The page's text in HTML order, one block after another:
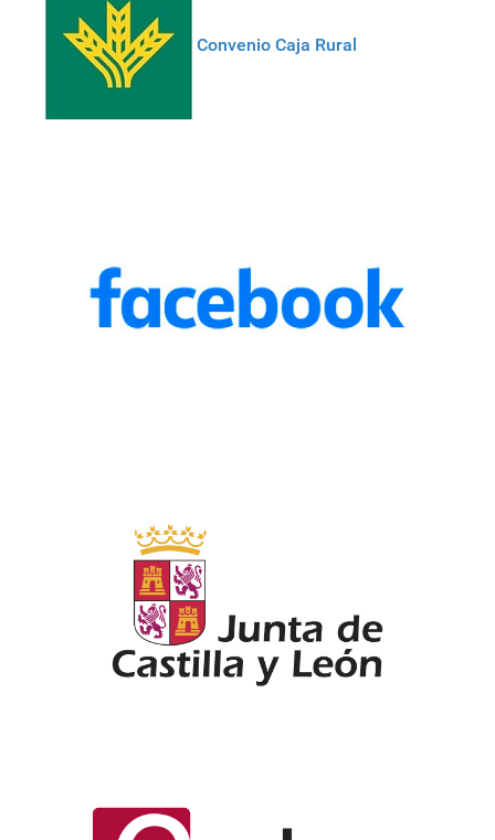
Convenio Caja Rural